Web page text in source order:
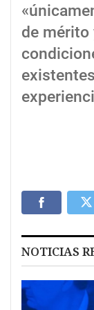
de mérito
NOTICIAS